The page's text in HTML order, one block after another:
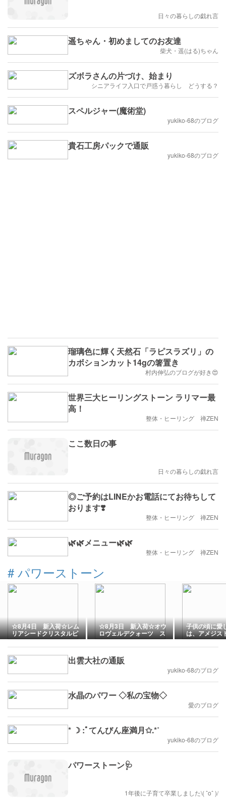
日々の暮らしの戯れ言
遥ちゃん・初めましてのお友達
柴犬・遥(はる)ちゃん
ズボラさんの片づけ、始まり
シニアライフ入口で戸惑う暮らし どうする？
スペルジャー(魔術堂)
yukiko-68のブログ
貴石工房パックで通販
yukiko-68のブログ
瑠璃色に輝く天然石「ラピスラズリ」の
カボションカット14gの箸置き
村内伸弘のブログが好き😍
世界三大ヒーリングストーン ラリマー最
高！
整体・ヒーリング 禅ZEN
ここ数日の事
日々の暮らしの戯れ言
◎ご予約はLINEかお電話にてお待ちして
おります❣️
整体・ヒーリング 禅ZEN
🌿🌿メニュー🌿🌿
整体・ヒーリング 禅ZEN
# パワーストーン
☆8月4日 新入荷☆レム
リアシードクリスタルピ
ュアレイ
☆8月3日 新入荷☆オウ
ロヴェルデクォーツ ス
フィア
子供の頃に愛
は、アメジス
るようになっ
(Θ_Θ)！数十
へ！
出雲大社の通販
yukiko-68のブログ
水晶のパワー ◇私の宝物◇
愛のブログ
* ☽ :ﾟてんびん座満月✩.*˚
yukiko-68のブログ
パワーストーン🩺
1年後に子育て卒業しました\( ˆoˆ )/